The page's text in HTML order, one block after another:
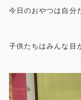
今日のおやつは自分
子供たちはみんな目